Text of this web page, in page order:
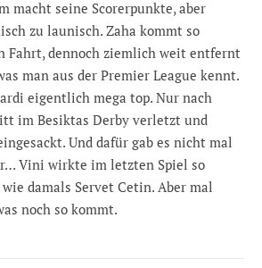
macht seine Scorerpunkte, aber
zu launisch. Zaha kommt so
Fahrt, dennoch ziemlich weit entfernt
man aus der Premier League kennt.
eigentlich mega top. Nur nach
im Besiktas Derby verletzt und
Und dafür gab es nicht mal
Vini wirkte im letzten Spiel so
damals Servet Cetin. Aber mal
noch so kommt.